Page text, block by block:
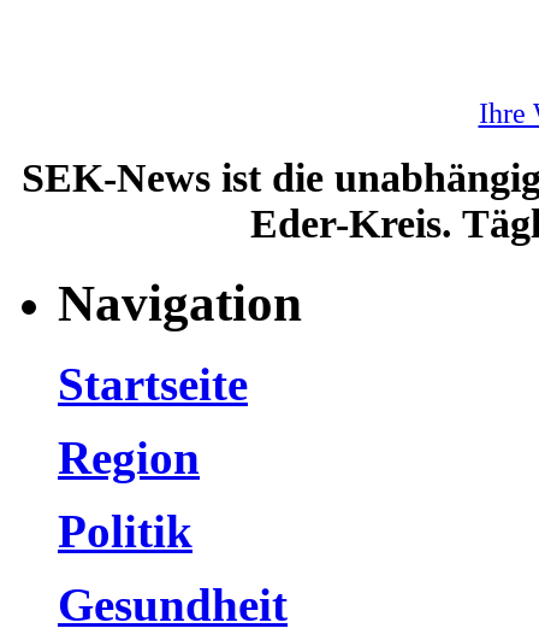
Ihre
SEK-News ist die
Eder-Kreis.
Navigation
Startseite
Region
Politik
Gesundheit